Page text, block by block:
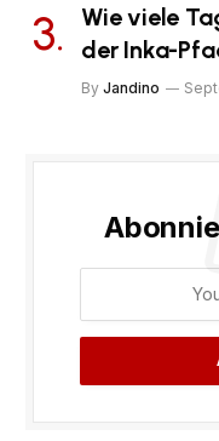
Wie viele
der Inka-
By Jandino